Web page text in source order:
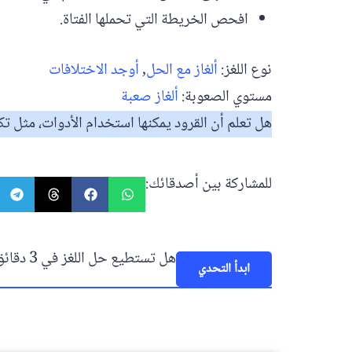
افحص الخريطة التي تحملها الفتاة.
نوع اللغز:ألغاز مع الحل,أوجد الاختلافات
مستوي الصعوبة:ألغاز صعبة
هل تعلم أن القرود يمكنها استخدام الأدوات، مثل
للمشاركة بين أصدقائك:
ابدأ التحدي هل تستطيع حل اللغز في 3 دقائق فقط!